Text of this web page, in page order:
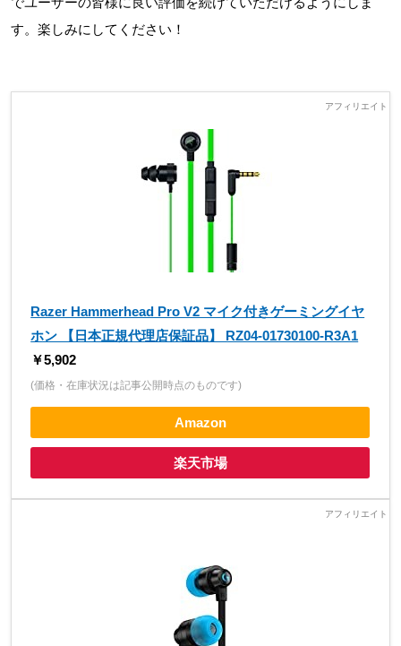
す。楽しみにしてください！
Razer Hammerhead Pro V2 マイク付きゲーミングイヤ
ホン 【日本正規代理店保証品】 RZ04-01730100-R3A1
￥5,902
(価格・在庫状況は記事公開時点のものです)
Amazon
楽天市場